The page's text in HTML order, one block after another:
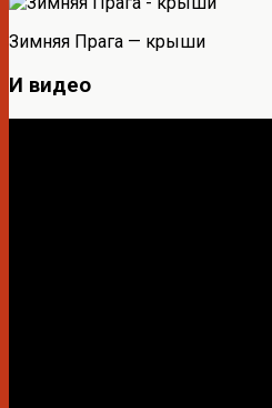
Зимняя Прага — крыши
И видео